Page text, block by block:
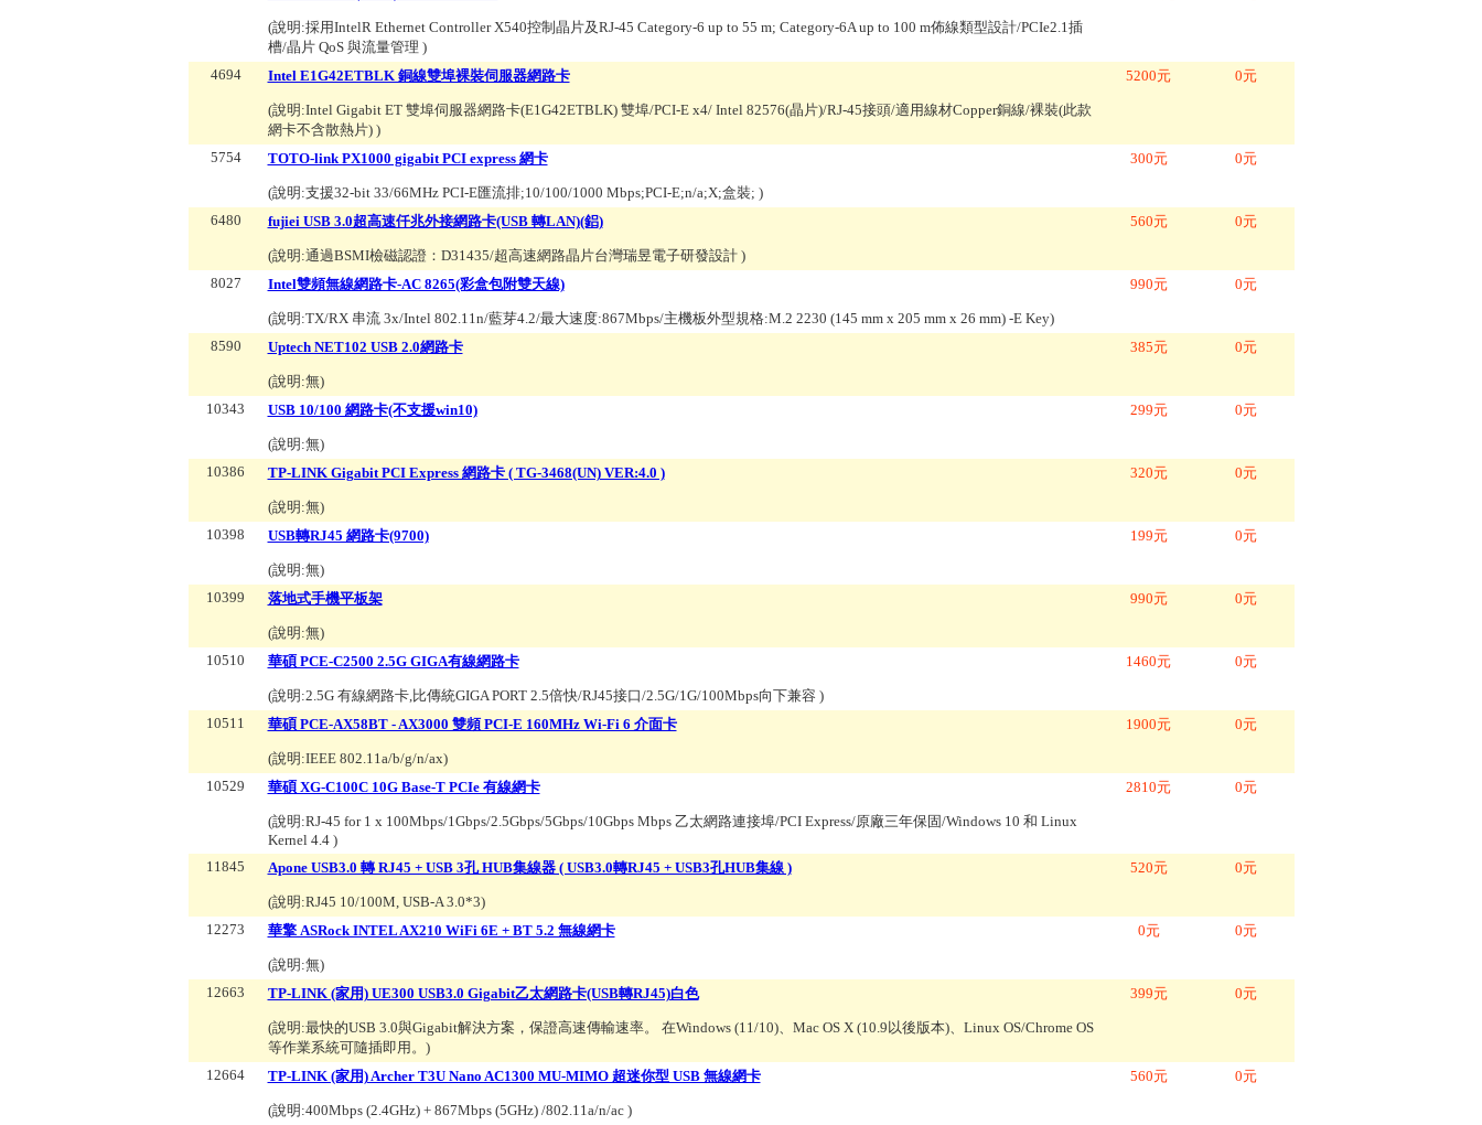
(說明:採用IntelR Ethernet Controller X540控制晶片及RJ-45 Category-6 up to 55 m; Category-6A up to 100 m佈線類型設計/PCIe2.1插
槽/晶片 QoS 與流量管理 )
4694 Intel E1G42ETBLK 銅線雙埠裸裝伺服器網路卡
(說明:Intel Gigabit ET 雙埠伺服器網路卡(E1G42ETBLK) 雙埠/PCI-E x4/ Intel 82576(晶片)/RJ-45接頭/適用線材Copper銅線/裸裝(此款
網卡不含散熱片) )
5200元 0元
5754 TOTO-link PX1000 gigabit PCI express 網卡
(說明:支援32-bit 33/66MHz PCI-E匯流排;10/100/1000 Mbps;PCI-E;n/a;X;盒裝; )
300元 0元
6480 fujiei USB 3.0超高速仟兆外接網路卡(USB 轉LAN)(鋁)
(說明:通過BSMI檢磁認證：D31435/超高速網路晶片台灣瑞昱電子研發設計 )
560元 0元
8027 Intel雙頻無線網路卡-AC 8265(彩盒包附雙天線)
(說明:TX/RX 串流 3x/Intel 802.11n/藍芽4.2/最大速度:867Mbps/主機板外型規格:M.2 2230 (145 mm x 205 mm x 26 mm) -E Key)
990元 0元
8590 Uptech NET102 USB 2.0網路卡
(說明:無)
385元 0元
10343 USB 10/100 網路卡(不支援win10)
(說明:無)
299元 0元
10386 TP-LINK Gigabit PCI Express 網路卡 ( TG-3468(UN) VER:4.0 )
(說明:無)
320元 0元
10398 USB轉RJ45 網路卡(9700)
(說明:無)
199元 0元
10399 落地式手機平板架
(說明:無)
990元 0元
10510 華碩 PCE-C2500 2.5G GIGA有線網路卡
(說明:2.5G 有線網路卡,比傳統GIGA PORT 2.5倍快/RJ45接口/2.5G/1G/100Mbps向下兼容 )
1460元 0元
10511 華碩 PCE-AX58BT - AX3000 雙頻 PCI-E 160MHz Wi-Fi 6 介面卡
(說明:IEEE 802.11a/b/g/n/ax)
1900元 0元
10529 華碩 XG-C100C 10G Base-T PCIe 有線網卡
(說明:RJ-45 for 1 x 100Mbps/1Gbps/2.5Gbps/5Gbps/10Gbps Mbps 乙太網路連接埠/PCI Express/原廠三年保固/Windows 10 和 Linux
Kernel 4.4 )
2810元 0元
11845 Apone USB3.0 轉 RJ45 + USB 3孔 HUB集線器 ( USB3.0轉RJ45 + USB3孔HUB集線 )
(說明:RJ45 10/100M, USB-A 3.0*3)
520元 0元
12273 華擎 ASRock INTEL AX210 WiFi 6E + BT 5.2 無線網卡
(說明:無)
0元 0元
12663 TP-LINK (家用) UE300 USB3.0 Gigabit乙太網路卡(USB轉RJ45)白色
(說明:最快的USB 3.0與Gigabit解決方案，保證高速傳輸速率。 在Windows (11/10)、Mac OS X (10.9以後版本)、Linux OS/Chrome OS
等作業系統可隨插即用。 )
399元 0元
12664 TP-LINK (家用) Archer T3U Nano AC1300 MU-MIMO 超迷你型 USB 無線網卡
(說明:400Mbps (2.4GHz) + 867Mbps (5GHz) /802.11a/n/ac )
560元 0元